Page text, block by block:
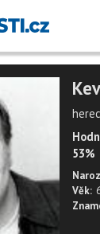
herec
53%
Věk: